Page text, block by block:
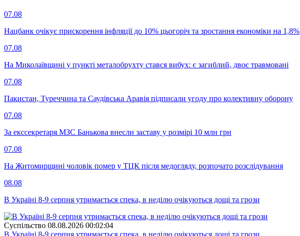
07.08
Нацбанк очікує прискорення інфляції до 10% цьогоріч та зростання економіки на 1,8%
07.08
На Миколаївщині у пункті металобрухту стався вибух: є загиблий, двоє травмовані
07.08
Пакистан, Туреччина та Саудівська Аравія підписали угоду про колективну оборону
07.08
За екссекретаря МЗС Банькова внесли заставу у розмірі 10 млн грн
07.08
На Житомирщині чоловік помер у ТЦК після медогляду, розпочато розслідування
08.08
В Україні 8-9 серпня утримається спека, в неділю очікуються дощі та грози
Суспiльство 08.08.2026 00:02:04
В Україні 8-9 серпня утримається спека, в неділю очікуються дощі та грози